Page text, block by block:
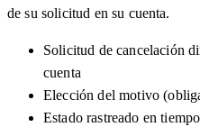
de su solicitud en su cuenta.
Solicitud de cancelación
cuenta
Elección del motivo
Estado rastreado en